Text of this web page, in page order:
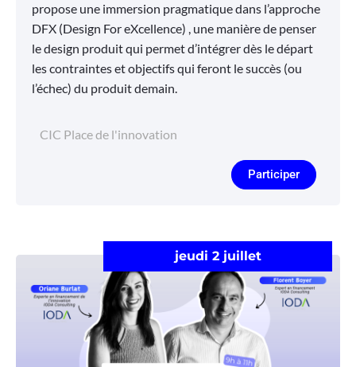
propose une immersion pragmatique dans l’approche
DFX (Design For eXcellence) , une manière de penser
le design produit qui permet d’intégrer dès le départ
les contraintes et objectifs qui feront le succès (ou
l’échec) du produit demain.
CIC Place de l'innovation
Participer
jeudi 2 juillet